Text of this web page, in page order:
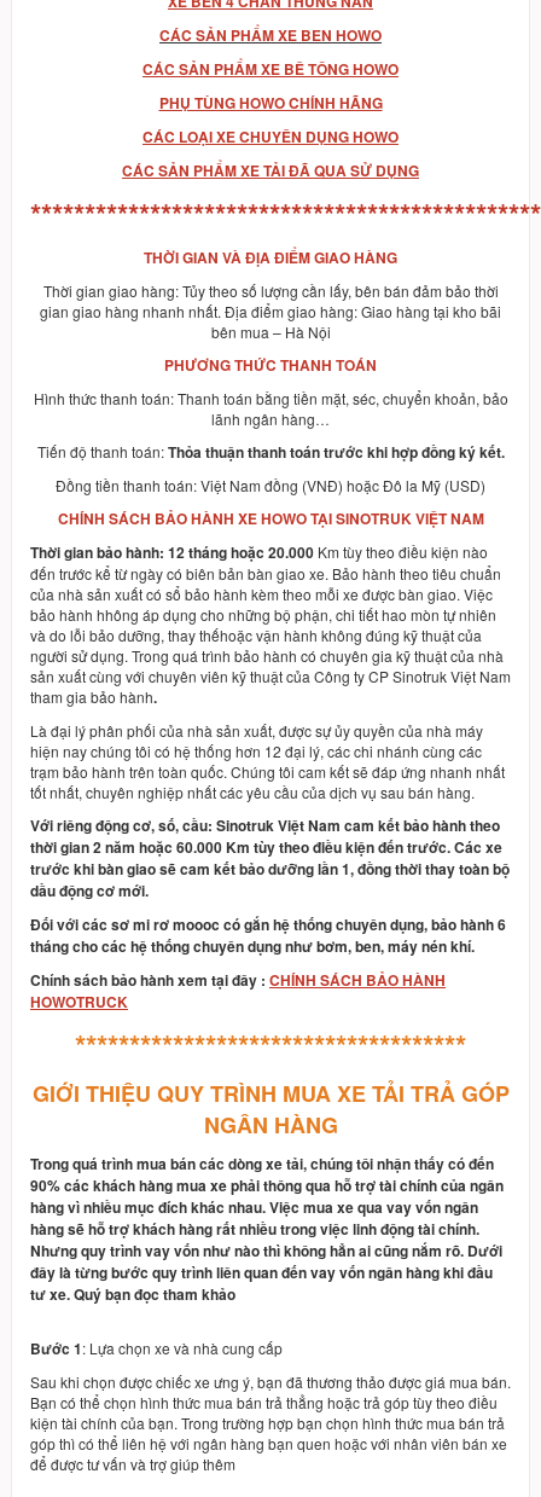
CÁC SẢN PHẨM XE BEN HOWO
CÁC SẢN PHẨM XE BÊ TÔNG HOWO
PHỤ TÙNG HOWO CHÍNH HÃNG
CÁC LOẠI XE CHUYÊN DỤNG HOWO
CÁC SẢN PHẨM XE TẢI ĐÃ QUA SỬ DỤNG
THỜI GIAN VÀ ĐỊA ĐIỂM GIAO HÀNG
Thời gian giao hàng: Tủy theo số lượng cần lấy, bên bán đảm bảo thời
gian giao hàng nhanh nhất. Địa điểm giao hàng: Giao hàng tại kho bãi
bên mua – Hà Nội
PHƯƠNG THỨC THANH TOÁN
Hình thức thanh toán: Thanh toán bằng tiền mặt, séc, chuyển khoản, bảo
lãnh ngân hàng…
Tiến độ thanh toán:Thỏa thuận thanh toán trước khi hợp đồng ký kết.
Đồng tiền thanh toán: Việt Nam đồng (VNĐ) hoặc Đô la Mỹ (USD)
CHÍNH SÁCH BẢO HÀNH XE HOWO TẠI SINOTRUK VIỆT NAM
Thời gian bảo hành: 12 tháng hoặc 20.000 Km tùy theo điều kiện nào
đến trước kể từ ngày có biên bản bàn giao xe. Bảo hành theo tiêu chuẩn
của nhà sản xuất có sổ bảo hành kèm theo mỗi xe được bàn giao. Việc
bảo hành hhông áp dụng cho những bộ phận, chi tiết hao mòn tự nhiên
và do lỗi bảo dưỡng, thay thếhoặc vận hành không đúng kỹ thuật của
người sử dụng. Trong quá trình bảo hành có chuyên gia kỹ thuật của nhà
sản xuất cùng với chuyên viên kỹ thuật của Công ty CP Sinotruk Việt Nam
tham gia bảo hành.
Là đại lý phân phối của nhà sản xuất, được sự ủy quyền của nhà máy
hiện nay chúng tôi có hệ thống hơn 12 đại lý, các chi nhánh cùng các
trạm bảo hành trên toàn quốc. Chúng tôi cam kết sẽ đáp ứng nhanh nhất
tốt nhất, chuyên nghiệp nhất các yêu cầu của dịch vụ sau bán hàng.
Với riêng động cơ, số, cầu: Sinotruk Việt Nam cam kết bảo hành theo
thời gian 2 năm hoặc 60.000 Km tùy theo điều kiện đến trước. Các xe
trước khi bàn giao sẽ cam kết bảo dưỡng lần 1, đồng thời thay toàn bộ
dầu động cơ mới.
Đối với các sơ mi rơ moooc có gắn hệ thống chuyên dụng, bảo hành 6
tháng cho các hệ thống chuyên dụng như bơm, ben, máy nén khí.
Chính sách bảo hành xem tại đây : CHÍNH SÁCH BẢO HÀNH
HOWOTRUCK
************************************
GIỚI THIỆU QUY TRÌNH MUA XE TẢI TRẢ GÓP
NGÂN HÀNG
Trong quá trình mua bán các dòng xe tải, chúng tôi nhận thấy có đến
90% các khách hàng mua xe phải thông qua hỗ trợ tài chính của ngân
hàng vì nhiều mục đích khác nhau. Việc mua xe qua vay vốn ngân
hàng sẽ hỗ trợ khách hàng rất nhiều trong việc linh động tài chính.
Nhưng quy trình vay vốn như nào thì không hẳn ai cũng nắm rõ. Dưới
đây là từng bước quy trình liên quan đến vay vốn ngân hàng khi đầu
tư xe. Quý bạn đọc tham khảo
Bước 1: Lựa chọn xe và nhà cung cấp
Sau khi chọn được chiếc xe ưng ý, bạn đã thương thảo được giá mua bán.
Bạn có thể chọn hình thức mua bán trả thẳng hoặc trả góp tùy theo điều
kiện tài chính của bạn. Trong trường hợp bạn chọn hình thức mua bán trả
góp thì có thể liên hệ với ngân hàng bạn quen hoặc với nhân viên bán xe
để được tư vấn và trợ giúp thêm